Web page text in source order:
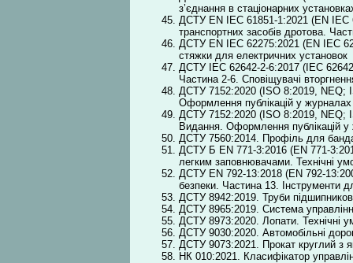
з’єднання в стаціонарних
ДСТУ EN IEC 61851-1:2021 (EN IEC
транспортних засобів дротова.
ДСТУ EN IEC 62275:2021 (EN IEC
стяжки для електричних установок
ДСТУ IEC 62642-2-6:2017 (IEC
Частина 2-6. Сповіщувачі
ДСТУ 7152:2020 (ISO 8:2019, NEQ;
Оформлення публікацій у журналах
ДСТУ 7152:2020 (ISO 8:2019, NEQ;
Видання. Оформлення публікацій у
ДСТУ 7560:2014. Профіль для
ДСТУ Б EN 771-3:2016 (EN 771-
легким заповнювачами. Технічні
ДСТУ EN 792-13:2018 (EN 792-
безпеки. Частина 13. Інструменти
ДСТУ 8942:2019. Труби
ДСТУ 8965:2019. Система
ДСТУ 8973:2020. Лопати. Технічні
ДСТУ 9030:2020. Автомобільні
ДСТУ 9073:2021. Прокат круглий з
НК 010:2021. Класифікатор